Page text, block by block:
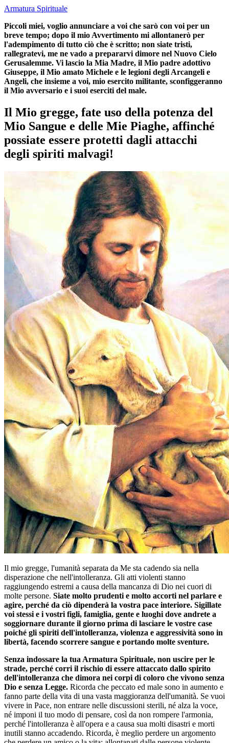
Armatura Spirituale
Piccoli miei, voglio annunciare a voi che sarò con voi per un
breve tempo; dopo il mio Avvertimento mi allontanerò per
l'adempimento di tutto ciò che è scritto; non siate tristi,
rallegratevi, me ne vado a prepararvi dimore nel Nuovo Cielo
Gerusalemme. Vi lascio la Mia Madre, il Mio padre adottivo
Giuseppe, il Mio amato Michele e le legioni degli Arcangeli e
Angeli, che insieme a voi, mio esercito militante, sconfiggeranno
il Mio avversario e i suoi eserciti del male.
Il Mio gregge, fate uso della potenza del
Mio Sangue e delle Mie Piaghe, affinché
possiate essere protetti dagli attacchi
degli spiriti malvagi!
Il mio gregge, l'umanità separata da Me sta cadendo sia nella
disperazione che nell'intolleranza. Gli atti violenti stanno
raggiungendo estremi a causa della mancanza di Dio nei cuori di
molte persone. Siate molto prudenti e molto accorti nel parlare e
agire, perché da ciò dipenderà la vostra pace interiore. Sigillate
voi stessi e i vostri figli, famiglia, gente e luoghi dove andrete a
soggiornare durante il giorno prima di lasciare le vostre case
poiché gli spiriti dell'intolleranza, violenza e aggressività sono in
libertà, facendo scorrere sangue e portando molte sventure.
Senza indossare la tua Armatura Spirituale, non uscire per le
strade, perché corri il rischio di essere attaccato dallo spirito
dell'intolleranza che dimora nei corpi di coloro che vivono senza
Dio e senza Legge. Ricorda che peccato ed male sono in aumento e
fanno parte della vita di una vasta maggioranza dell'umanità. Se vuoi
vivere in Pace, non entrare nelle discussioni sterili, né alza la voce,
né imponi il tuo modo di pensare, così da non rompere l'armonia,
perché l'intolleranza è all'opera e a causa sua molti disastri e morti
inutili stanno accadendo. Ricorda, è meglio perdere un argomento